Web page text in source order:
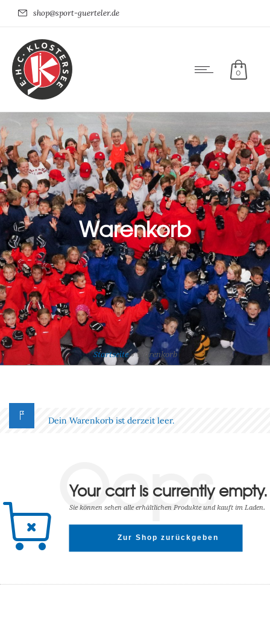
shop@sport-guerteler.de
0
Warenkorb
Startseite»Warenkorb
Dein Warenkorb ist derzeit leer.
Oops
Your cart is currently empty.
Sie können sehen alle erhältlichen Produkte und kauft im Laden.
Zur Shop zurückgeben